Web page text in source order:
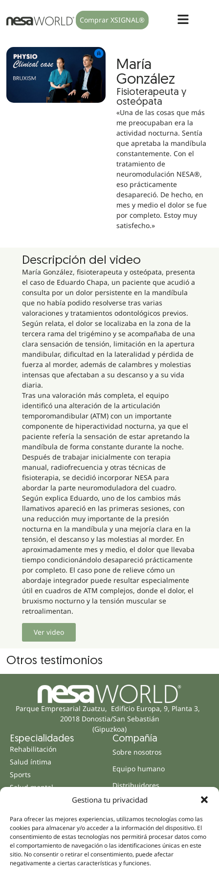
Gestiona tu privacidad
Para ofrecer las mejores experiencias, utilizamos tecnologías como las
cookies para almacenar y/o acceder a la información del dispositivo. El
consentimiento de estas tecnologías nos permitirá procesar datos como
el comportamiento de navegación o las identificaciones únicas en este
sitio. No consentir o retirar el consentimiento, puede afectar
negativamente a ciertas características y funciones.
Comprar XSIGNAL®
María
González
Fisioterapeuta y
osteópata
«Una de las cosas que más
me preocupaban era la
actividad nocturna. Sentía
que apretaba la mandíbula
constantemente. Con el
tratamiento de
neuromodulación NESA®,
eso prácticamente
desapareció. De hecho, en
mes y medio el dolor se fue
por completo. Estoy muy
satisfecho.»
Descripción del video
María González, fisioterapeuta y osteópata, presenta
el caso de Eduardo Chapa, un paciente que acudió a
consulta por un dolor persistente en la mandíbula
que no había podido resolverse tras varias
valoraciones y tratamientos odontológicos previos.
Según relata, el dolor se localizaba en la zona de la
tercera rama del trigémino y se acompañaba de una
clara sensación de tensión, limitación en la apertura
mandibular, dificultad en la lateralidad y pérdida de
fuerza al morder, además de calambres y molestias
intensas que afectaban a su descanso y a su vida
diaria.
Tras una valoración más completa, el equipo
identificó una alteración de la articulación
temporomandibular (ATM) con un importante
componente de hiperactividad nocturna, ya que el
paciente refería la sensación de estar apretando la
mandíbula de forma constante durante la noche.
Después de trabajar inicialmente con terapia
manual, radiofrecuencia y otras técnicas de
fisioterapia, se decidió incorporar NESA para
abordar la parte neuromoduladora del cuadro.
Según explica Eduardo, uno de los cambios más
llamativos apareció en las primeras sesiones, con
una reducción muy importante de la presión
nocturna en la mandíbula y una mejoría clara en la
tensión, el descanso y las molestias al morder. En
aproximadamente mes y medio, el dolor que llevaba
tiempo condicionándolo desapareció prácticamente
por completo. El caso pone de relieve cómo un
abordaje integrador puede resultar especialmente
útil en cuadros de ATM complejos, donde el dolor, el
bruxismo nocturno y la tensión muscular se
retroalimentan.
Ver video
Otros testimonios
Parque Empresarial Zuatzu, Edificio Europa, 9, Planta 3,
20018 Donostia/San Sebastián
(Gipuzkoa)
Especialidades
Rehabilitación
Salud íntima
Sports
Salud mental
Medicina interna
Medicina estética
Compañía
Sobre nosotros
Equipo humano
Distribuidores
Partnerships
Nesa Academic
Evidencia científica
Enlaces rápidos
Campus
Síguenos
Instagram